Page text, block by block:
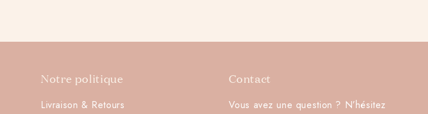
Notre politique
Livraison & Retours
Contact
Vous avez une question ? N’hésitez